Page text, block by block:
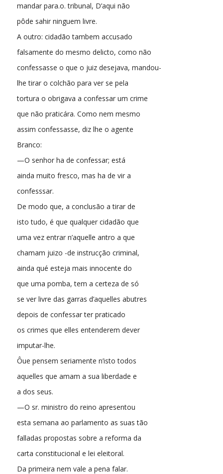
mandar para.o. tribunal, D’aqui não
pôde sahir ninguem livre.
A outro: cidadão tambem accusado
falsamente do mesmo delicto, como não
confessasse o que o juiz desejava, mandou-
lhe tirar o colchão para ver se pela
tortura o obrigava a confessar um crime
que não praticára. Como nem mesmo
assim confessasse, diz lhe o agente
Branco:
—O senhor ha de confessar; está
ainda muito fresco, mas ha de vir a
confesssar.
De modo que, a conclusão a tirar de
isto tudo, é que qualquer cidadão que
uma vez entrar n’aquelle antro a que
chamam juizo -de instrucção criminal,
ainda qué esteja mais innocente do
que uma pomba, tem a certeza de só
se ver livre das garras d’aquelles abutres
depois de confessar ter praticado
os crimes que elles entenderem dever
imputar-lhe.
Ôue pensem seriamente n’isto todos
aquelles que amam a sua liberdade e
a dos seus.
—O sr. ministro do reino apresentou
esta semana ao parlamento as suas tão
falladas propostas sobre a reforma da
carta constitucional e lei eleitoral.
Da primeira nem vale a pena falar.